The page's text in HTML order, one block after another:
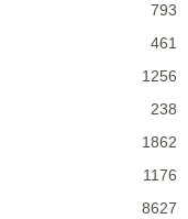
793
461
1256
238
1862
1176
8627